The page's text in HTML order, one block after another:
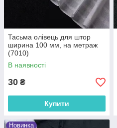
Тасьма олівець для штор
ширина 100 мм, на метраж
(7010)
В наявності
30 ₴
Купити
Новинка